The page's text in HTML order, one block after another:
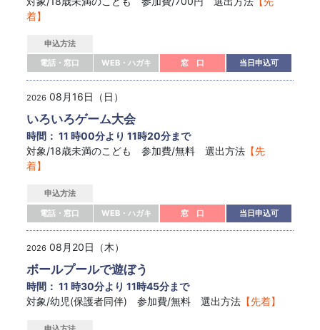
着】
申込方法
電話・窓口
WEB・ハガキ 窓 口 当日申込可
2026 08月16日（日）
いろいろゲーム大会
時間： 11 時00分より 11時20分まで
対象/18歳未満のこども 参加費/無料 選出方法 【先
着】
申込方法
電話・窓口
WEB・ハガキ 窓 口 当日申込可
2026 08月20日（木）
ボールプールで遊ぼう
時間： 11 時30分より 11時45分まで
対象/幼児(保護者同伴) 参加費/無料 選出方法 【先着】